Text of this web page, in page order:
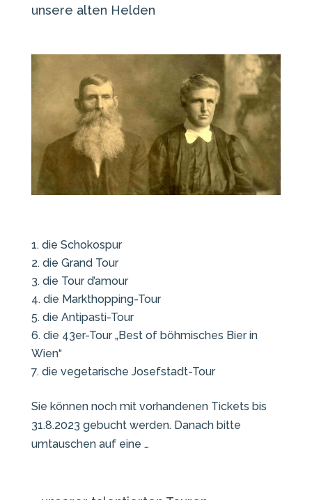
unsere alten Helden
die Schokospur
die Grand Tour
die Tour d’amour
die Markthopping-Tour
die Antipasti-Tour
die 43er-Tour „Best of böhmisches Bier in
Wien“
die vegetarische Josefstadt-Tour
Sie können noch mit vorhandenen Tickets bis
31.8.2023 gebucht werden. Danach bitte
umtauschen auf eine …